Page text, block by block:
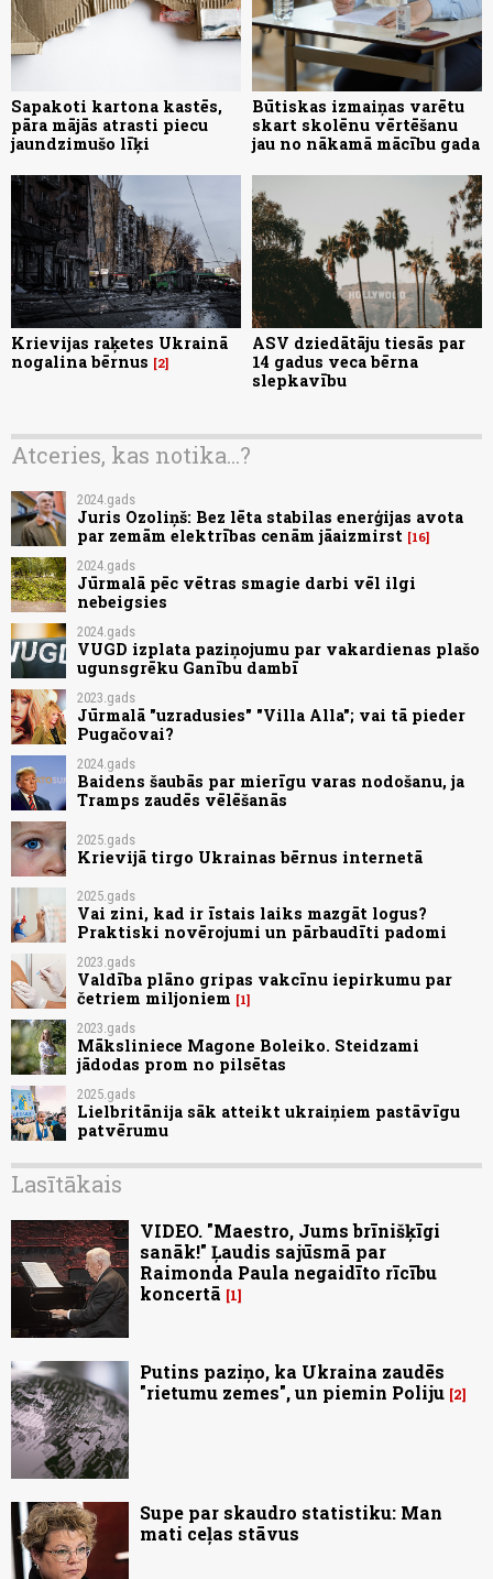
Sapakoti kartona kastēs,
pāra mājās atrasti piecu
jaundzimušo līķi
Būtiskas izmaiņas varētu
skart skolēnu vērtēšanu
jau no nākamā mācību gada
Krievijas raķetes Ukrainā
nogalina bērnus
2
ASV dziedātāju tiesās par
14 gadus veca bērna
slepkavību
Atceries, kas notika...?
2024.gads
Juris Ozoliņš: Bez lēta stabilas enerģijas avota
par zemām elektrības cenām jāaizmirst 16
2024.gads
Jūrmalā pēc vētras smagie darbi vēl ilgi
nebeigsies
2024.gads
VUGD izplata paziņojumu par vakardienas plašo
ugunsgrēku Ganību dambī
2023.gads
Jūrmalā "uzradusies" "Villa Alla"; vai tā pieder
Pugačovai?
2024.gads
Baidens šaubās par mierīgu varas nodošanu, ja
Tramps zaudēs vēlēšanās
2025.gads
Krievijā tirgo Ukrainas bērnus internetā
2025.gads
Vai zini, kad ir īstais laiks mazgāt logus?
Praktiski novērojumi un pārbaudīti padomi
2023.gads
Valdība plāno gripas vakcīnu iepirkumu par
četriem miljoniem
1
2023.gads
Māksliniece Magone Boleiko. Steidzami
jādodas prom no pilsētas
2025.gads
Lielbritānija sāk atteikt ukraiņiem pastāvīgu
patvērumu
Lasītākais
VIDEO. "Maestro, Jums brīnišķīgi
sanāk!" Ļaudis sajūsmā par
Raimonda Paula negaidīto rīcību
koncertā
1
Putins paziņo, ka Ukraina zaudēs
"rietumu zemes", un piemin Poliju 2
Supe par skaudro statistiku: Man
mati ceļas stāvus